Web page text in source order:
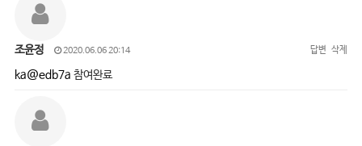
조윤정 2020.06.06 20:14 답변 삭제
ka@edb7a 참여완료